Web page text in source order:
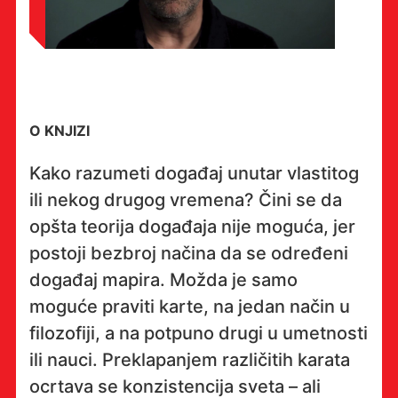
O KNJIZI
Kako razumeti događaj unutar vlastitog
ili nekog drugog vremena? Čini se da
opšta teorija događaja nije moguća, jer
postoji bezbroj načina da se određeni
događaj mapira. Možda je samo
moguće praviti karte, na jedan način u
filozofiji, a na potpuno drugi u umetnosti
ili nauci. Preklapanjem različitih karata
ocrtava se konzistencija sveta – ali